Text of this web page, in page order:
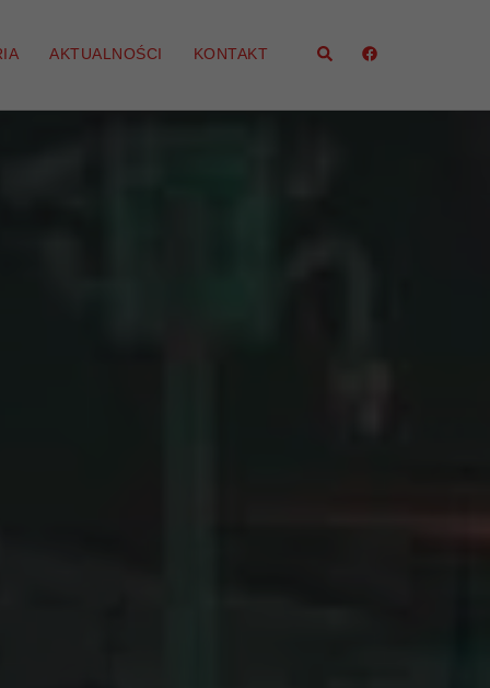
AKTUALNOŚCI KONTAKT Szukaj